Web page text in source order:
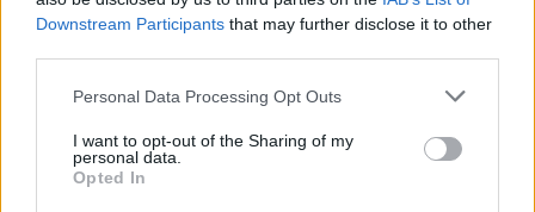
Downstream Participants that may further disclose it to other
Personal Data Processing Opt Outs
I want to opt-out of the Sharing of my
personal data.
Opted In